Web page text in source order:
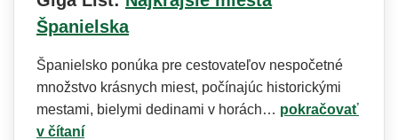
Španielska
Španielsko ponúka pre cestovateľov nespočetné
množstvo krásnych miest, počínajúc historickými
mestami, bielymi dedinami v horách… pokračovať
v čítaní